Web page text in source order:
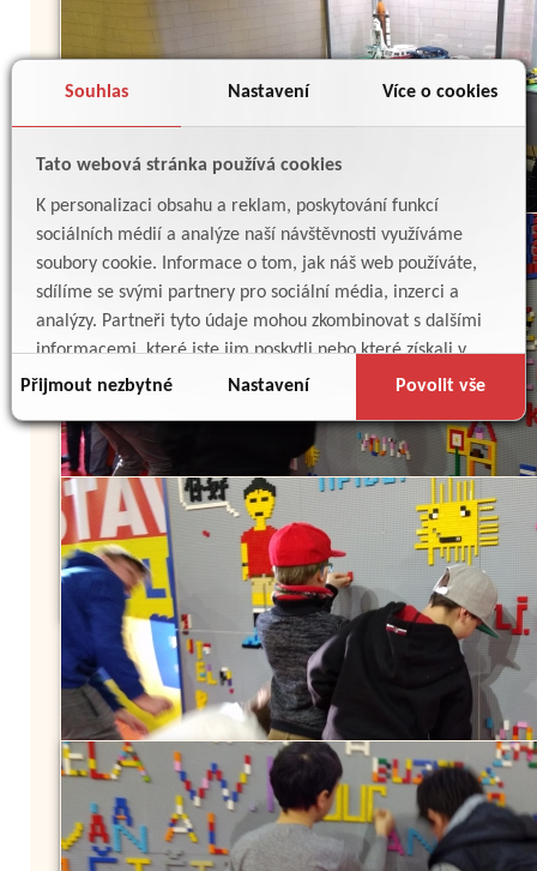
Souhlas Nastavení Více o cookies
Tato webová stránka používá cookies
K personalizaci obsahu a reklam, poskytování funkcí
sociálních médií a analýze naší návštěvnosti využíváme
soubory cookie. Informace o tom, jak náš web používáte,
sdílíme se svými partnery pro sociální média, inzerci a
analýzy. Partneři tyto údaje mohou zkombinovat s dalšími
informacemi, které jste jim poskytli nebo které získali v
důsledku toho, že používáte jejich služby.
Přijmout nezbytné Nastavení Povolit vše